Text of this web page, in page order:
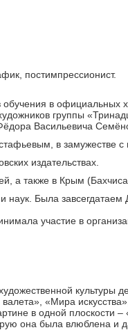
постимпрессионист.
в официальных
группы
Васильевича
в замужестве
издательствах.
а также в Крым
наук. Была
участие в
культуры
«Мира
в одной плоскости
она была влюблена и